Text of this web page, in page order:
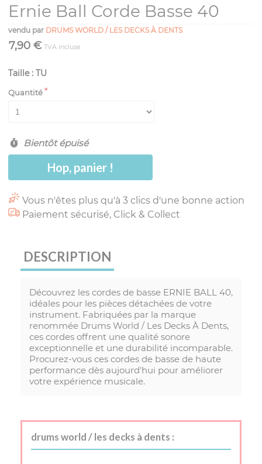
Ernie Ball Corde Basse 40
vendu par DRUMS WORLD / LES DECKS À DENTS
7,90 € TVA incluse
Taille : TU
Quantité
Bientôt épuisé
Hop, panier !
Vous n'êtes plus qu'à 3 clics d'une bonne action
Paiement sécurisé, Click & Collect
DESCRIPTION
Découvrez les cordes de basse ERNIE BALL 40,
idéales pour les pièces détachées de votre
instrument. Fabriquées par la marque
renommée Drums World / Les Decks À Dents,
ces cordes offrent une qualité sonore
exceptionnelle et une durabilité incomparable.
Procurez-vous ces cordes de basse de haute
performance dès aujourd'hui pour améliorer
votre expérience musicale.
drums world / les decks à dents :